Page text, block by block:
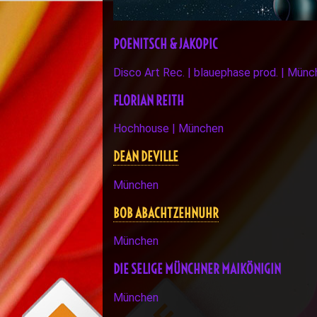
POENITSCH & JAKOPIC
Disco Art Rec. | blauephase prod. |
FLORIAN REITH
Hochhouse | München
DEAN DEVILLE
München
BOB ABACHTZEHNUHR
München
DIE SELIGE MÜNCHNER MAIKÖNIGIN
München